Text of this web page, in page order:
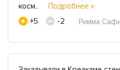
косм.. Подробнее »
+5
-2 Римма